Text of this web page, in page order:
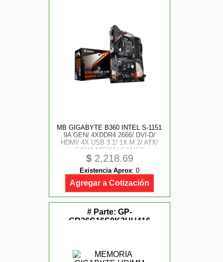
MB GIGABYTE B360 INTEL S-1151
9A GEN/ 4XDDR4 2666/ DVI-D/
HDMI/ 4X USB 3.1/ 1X M.2/ ATX/
GAMA MEDIA/ GAMER
$2,218.69
Existencia Aprox: 0
Agregar a Cotización
# Parte: GP-
GR26C16S8K2HU416